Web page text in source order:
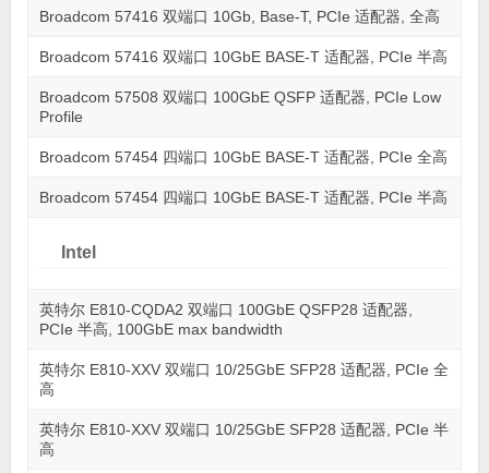
Broadcom 57416 双端口 10Gb, Base-T, PCIe 适配器, 全高
Broadcom 57416 双端口 10GbE BASE-T 适配器, PCIe 半高
Broadcom 57508 双端口 100GbE QSFP 适配器, PCIe Low
Profile
Broadcom 57454 四端口 10GbE BASE-T 适配器, PCIe 全高
Broadcom 57454 四端口 10GbE BASE-T 适配器, PCIe 半高
Intel
英特尔 E810-CQDA2 双端口 100GbE QSFP28 适配器,
PCIe 半高, 100GbE max bandwidth
英特尔 E810-XXV 双端口 10/25GbE SFP28 适配器, PCIe 全
高
英特尔 E810-XXV 双端口 10/25GbE SFP28 适配器, PCIe 半
高